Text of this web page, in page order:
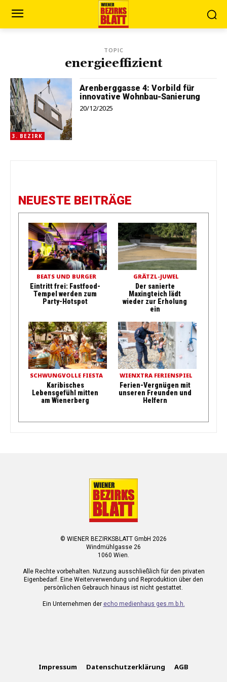
TOPIC
energieeffizient
3. BEZIRK
Arenberggasse 4: Vorbild für
innovative Wohnbau-Sanierung
20/12/2025
NEUESTE BEITRÄGE
BEATS UND BURGER
Eintritt frei: Fastfood-
Tempel werden zum
Party-Hotspot
GRÄTZL-JUWEL
Der sanierte
Maxingteich lädt
wieder zur Erholung
ein
SCHWUNGVOLLE FIESTA
Karibisches
Lebensgefühl mitten
am Wienerberg
WIENXTRA FERIENSPIEL
Ferien-Vergnügen mit
unseren Freunden und
Helfern
© WIENER BEZIRKSBLATT GmbH 2026
Windmühlgasse 26
1060 Wien.
Alle Rechte vorbehalten. Nutzung ausschließlich für den privaten
Eigenbedarf. Eine Weiterverwendung und Reproduktion über den
persönlichen Gebrauch hinaus ist nicht gestattet.
Ein Unternehmen der echo medienhaus ges.m.b.h.
Impressum Datenschutzerklärung AGB